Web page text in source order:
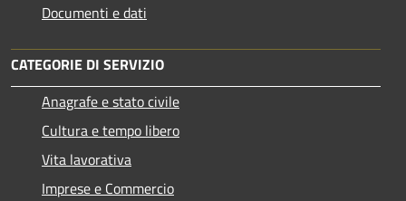
Documenti e dati
CATEGORIE DI SERVIZIO
Anagrafe e stato civile
Cultura e tempo libero
Vita lavorativa
Imprese e Commercio